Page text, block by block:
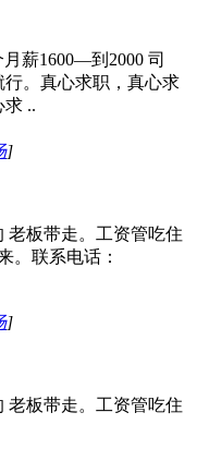
薪1600—到2000 司
。真心求职，真心求
..
]
老板带走。工资管吃住
。联系电话：
]
老板带走。工资管吃住